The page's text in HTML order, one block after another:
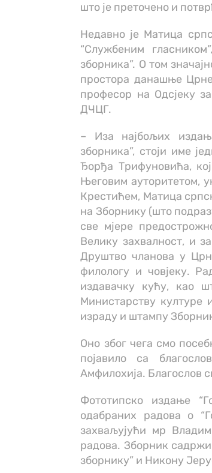
што је преточено и
Недавно је Матица
“Службеним
зборника”. О том
простора данашње
професор на Одсјеку
ДЧЦГ.
– Иза најбољих
зборника”, стоји име
Ђорђа Трифуновића,
Његовим ауторитетом,
Крестићем, Матица
на Зборнику (што
све мјере
Велику захвалност, и
Друштво чланова у
филологу и човјеку.
издавачку кућу, као
Министарству културе
израду и штампу
Оно због чега смо
појавило са
Амфилохија. Благослов
Фототипско издање
одабраних радова о
захваљујући мр
радова. Зборник
зборнику” и Никону